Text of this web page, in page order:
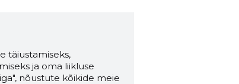
täiustamiseks,
ja oma liikluse
nõustute kõikide meie